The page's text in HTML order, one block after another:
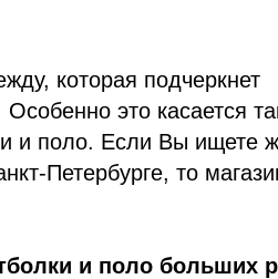
которая подчеркнет
это касается
и поло. Если Вы ищете
Петербурге, то
и поло больших